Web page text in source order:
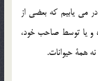
مي يابيم كه بعضي از
و يا توسط صاحب خود،
همة حيوانات.